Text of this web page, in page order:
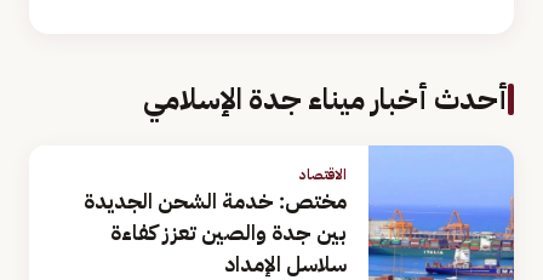
أحدث أخبار ميناء جدة الإسلامي
الاقتصاد
مختص: خدمة الشحن الجديدة
بين جدة والصين تعزز كفاءة
سلاسل الإمداد